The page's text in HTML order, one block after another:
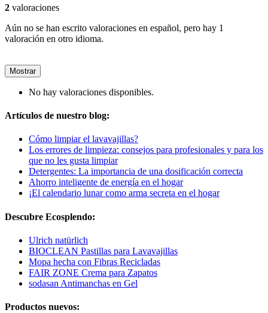
2 valoraciones
Aún no se han escrito valoraciones en español, pero hay 1
valoración en otro idioma.
Mostrar
No hay valoraciones disponibles.
Artículos de nuestro blog:
Cómo limpiar el lavavajillas?
Los errores de limpieza: consejos para profesionales y para los
que no les gusta limpiar
Detergentes: La importancia de una dosificación correcta
Ahorro inteligente de energía en el hogar
¡El calendario lunar como arma secreta en el hogar
Descubre Ecosplendo:
Ulrich natürlich
BIOCLEAN Pastillas para Lavavajillas
Mopa hecha con Fibras Recicladas
FAIR ZONE Crema para Zapatos
sodasan Antimanchas en Gel
Productos nuevos: